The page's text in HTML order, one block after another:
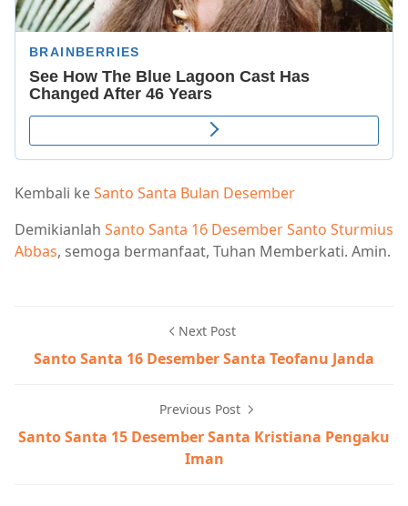
Kembali keSanto Santa Bulan Desember
Demikianlah Santo Santa 16 Desember Santo Sturmius
Abbas, semoga bermanfaat, Tuhan Memberkati. Amin.
Next Post
Santo Santa 16 Desember Santa Teofanu Janda
Previous Post
Santo Santa 15 Desember Santa Kristiana Pengaku
Iman